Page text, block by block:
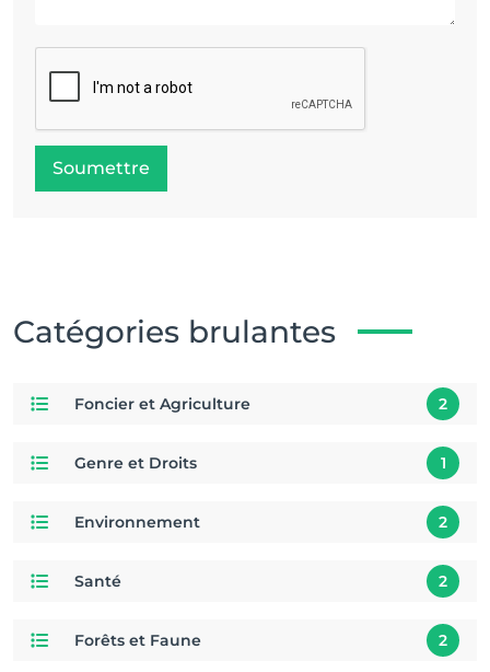
Soumettre
Catégories brulantes
Foncier et Agriculture 2
Genre et Droits 1
Environnement 2
Santé 2
Forêts et Faune 2